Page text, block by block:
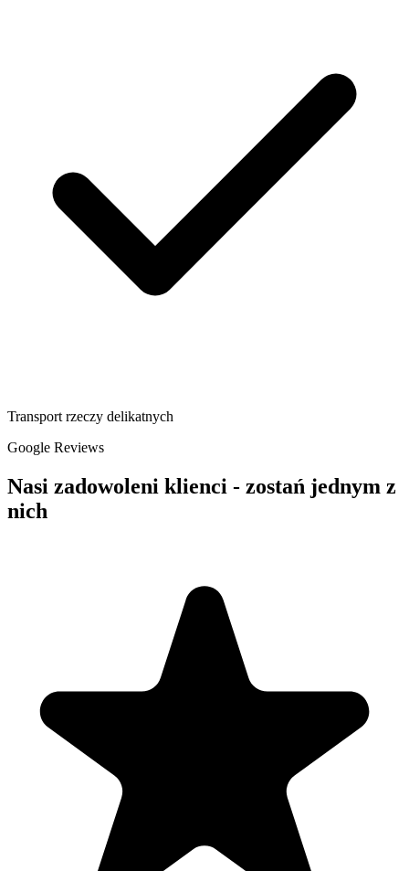
Transport rzeczy delikatnych
Google Reviews
Nasi zadowoleni klienci - zostań jednym z
nich